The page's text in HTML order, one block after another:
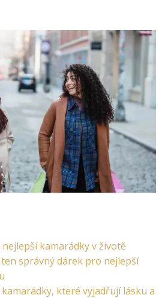
kamarádky v životě
ten správný dárek pro nejlepší
které vyjadřují lásku a